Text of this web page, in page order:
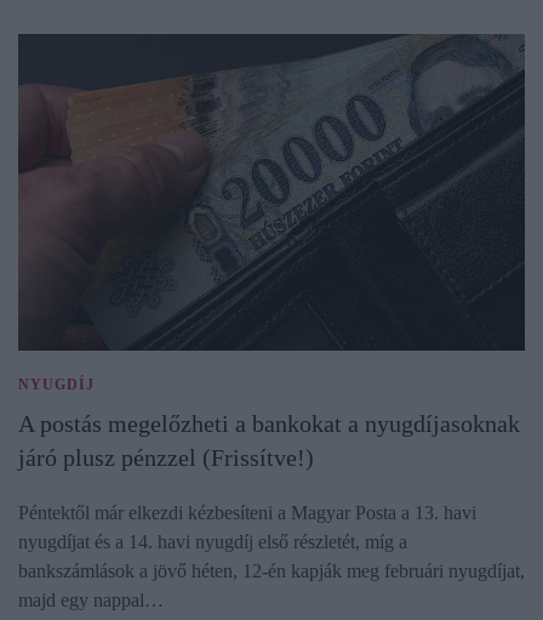
NYUGDÍJ
A postás megelőzheti a bankokat a nyugdíjasoknak
járó plusz pénzzel (Frissítve!)
Péntektől már elkezdi kézbesíteni a Magyar Posta a 13. havi
nyugdíjat és a 14. havi nyugdíj első részletét, míg a
bankszámlások a jövő héten, 12-én kapják meg februári nyugdíjat,
majd egy nappal…